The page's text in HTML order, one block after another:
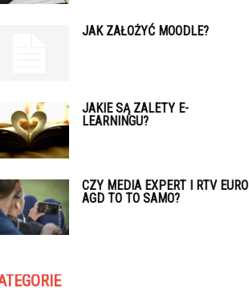
JAK ZAŁOŻYĆ MOODLE?
JAKIE SĄ ZALETY E-
LEARNINGU?
CZY MEDIA EXPERT I RTV EURO
AGD TO TO SAMO?